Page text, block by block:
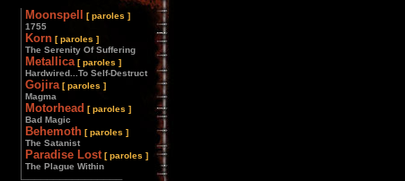
Moonspell
[ paroles ]
1755
Korn [ paroles ]
The Serenity Of Suffering
Metallica [ paroles ]
Hardwired...To Self-Destruct
Gojira [ paroles ]
Magma
Motorhead [ paroles ]
Bad Magic
Behemoth [ paroles ]
The Satanist
Paradise Lost [ paroles ]
The Plague Within
________________